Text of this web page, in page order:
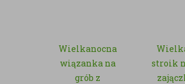
Wielkanocna
wiązanka na
grób z
stroik